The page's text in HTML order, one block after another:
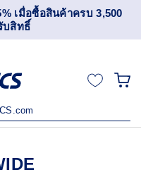
แนน และสิทธิพิเศษสำหรับ
ครเลย